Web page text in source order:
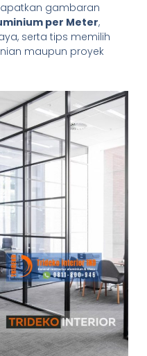
gambaran
per Meter,
serta tips memilih
maupun proyek